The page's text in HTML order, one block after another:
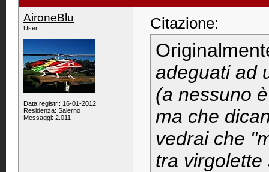
AironeBlu
User
Data registr.: 16-01-2012
Residenza: Salerno
Messaggi: 2.011
Citazione:
adeguati ad
(a nessuno
ma che
vedrai che
tra